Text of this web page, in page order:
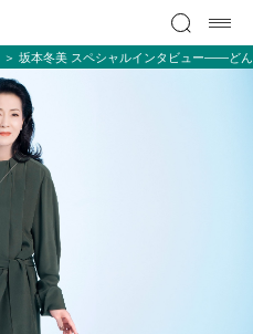
坂本冬美 スペシャルインタビュー――ど